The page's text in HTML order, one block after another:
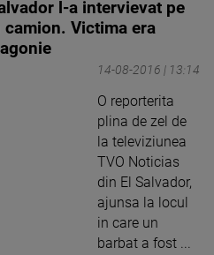
l-a intervievat pe
Victima era
14-08-2016 | 13:14
O reporterita
plina de zel de
la televiziunea
TVO Noticias
din El Salvador,
ajunsa la locul
in care un
barbat a fost ...